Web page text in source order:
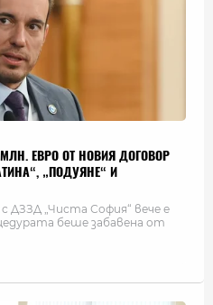
ЕВРО ОТ НОВИЯ ДОГОВОР
„ПОДУЯНЕ“ И
„Чиста София“ вече е
беше забавена от